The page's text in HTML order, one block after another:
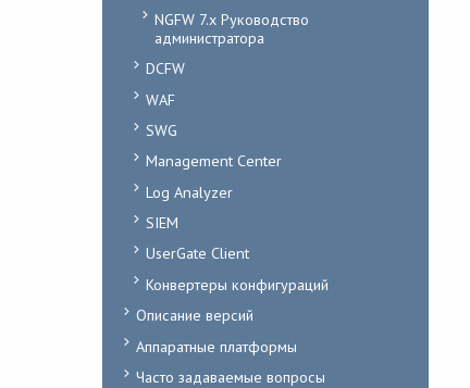
NGFW 7.x Руководство
администратора
DCFW
WAF
SWG
Management Center
Log Analyzer
SIEM
UserGate Client
Конвертеры конфигураций
Описание версий
Аппаратные платформы
Часто задаваемые вопросы